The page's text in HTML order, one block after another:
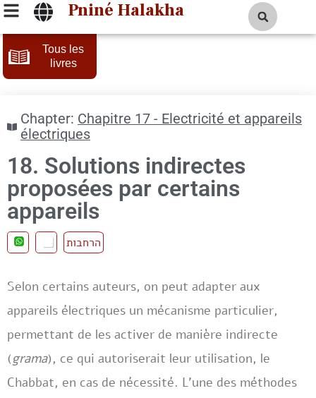
Pniné Halakha
Tous les
livres
Chapter: Chapitre 17 - Electricité et appareils
électriques
18. Solutions indirectes
proposées par certains
appareils
הרחבות
Selon certains auteurs, on peut adapter aux
appareils électriques un mécanisme particulier,
permettant de les activer de manière indirecte
(grama), ce qui autoriserait leur utilisation, le
Chabbat, en cas de nécessité. L’une des méthodes